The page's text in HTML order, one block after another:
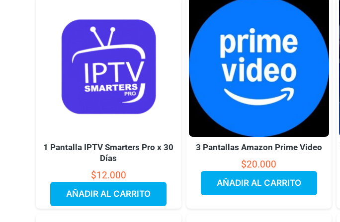
1 Pantalla IPTV Smarters Pro x 30
Días
$12.000
AÑADIR AL CARRITO
3 Pantallas Amazon Prime Video
$20.000
AÑADIR AL CARRITO